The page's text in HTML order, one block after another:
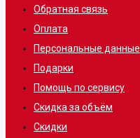
Обратная связь
Оплата
Персональные данные
Подарки
Помощь по сервису
Скидка за объём
Скидки